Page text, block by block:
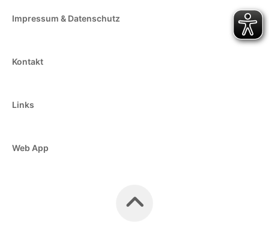
Impressum & Datenschutz
Kontakt
Links
Web App